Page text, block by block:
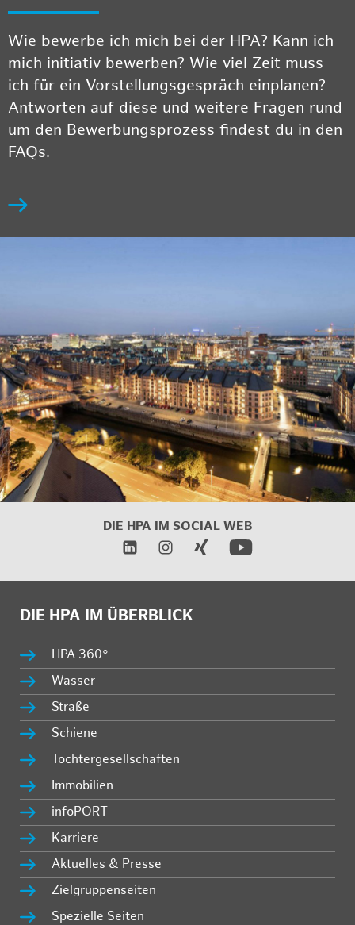
Wie bewerbe ich mich bei der HPA? Kann ich
mich initiativ bewerben? Wie viel Zeit muss
ich für ein Vorstellungsgespräch einplanen?
Antworten auf diese und weitere Fragen rund
um den Bewerbungsprozess findest du in den
FAQs.
DIE HPA IM SOCIAL WEB
DIE HPA IM ÜBERBLICK
HPA 360°
Wasser
Straße
Schiene
Tochtergesellschaften
Immobilien
infoPORT
Karriere
Aktuelles & Presse
Zielgruppenseiten
Spezielle Seiten